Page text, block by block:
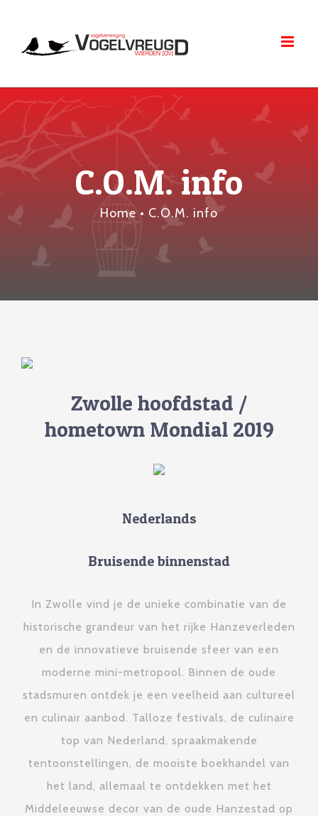
content
C.O.M. info
Home • C.O.M. info
Zwolle hoofdstad /
hometown Mondial 2019
Nederlands
Bruisende binnenstad
In Zwolle vind je de unieke combinatie van de
historische grandeur van het rijke Hanzeverleden
en de innovatieve bruisende sfeer van een
moderne mini-metropool. Binnen de oude
stadsmuren ontdek je een veelheid aan cultureel
en culinair aanbod. Talloze festivals, de culinaire
top van Nederland, spraakmakende
tentoonstellingen, de mooiste boekhandel van
het land, allemaal te ontdekken met het
Middeleeuwse decor van de oude Hanzestad op